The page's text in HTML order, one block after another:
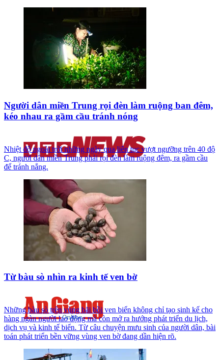
Người dân miền Trung rọi đèn làm ruộng ban đêm,
kéo nhau ra gầm cầu tránh nóng
Nhiệt độ ngoài trời những ngày qua liên tục vượt ngưỡng trên 40 độ
C, người dân miền Trung phải rọi đèn làm ruộng đêm, ra gầm cầu
để tránh nắng.
Từ bàu sò nhìn ra kinh tế ven bờ
Những bàu sò trên vùng bãi bồi ven biển không chỉ tạo sinh kế cho
hàng ngàn người lao động mà còn mở ra hướng phát triển du lịch,
dịch vụ và kinh tế biển. Từ câu chuyện mưu sinh của người dân, bài
toán phát triển bền vững vùng ven bờ đang dần hiện rõ.